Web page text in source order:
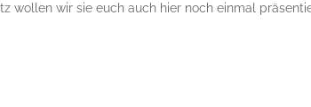
wollen wir sie euch auch hier noch einmal